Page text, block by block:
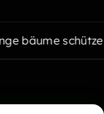
bäume